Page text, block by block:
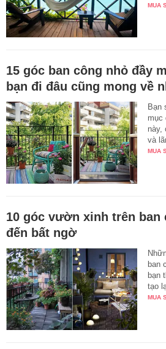
MUA
15 góc ban công nhỏ đầy
bạn đi đâu cũng mong về
Bạn
mục
này,
và
MUA
10 góc vườn xinh trên ban
đến bất ngờ
ban
bạn
tạo
MUA